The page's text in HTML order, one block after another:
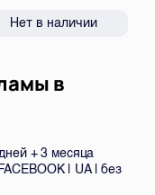
Нет в наличии
в
+ 3 месяца
| UA | без